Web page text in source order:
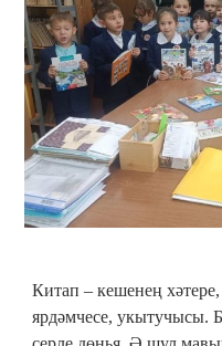
Китап – кешенең
ярдәмчесе, укытучысы.